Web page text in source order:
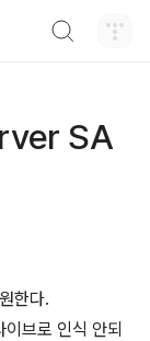
SA
한다.
브로 인식 안되